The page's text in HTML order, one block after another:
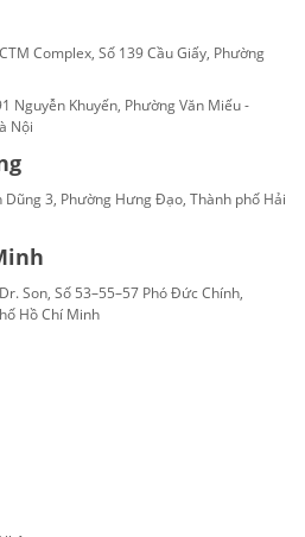
Complex, Số 139 Cầu Giấy, Phường
Nguyễn Khuyến, Phường Văn Miếu -
Nội
3, Phường Hưng Đạo, Thành phố Hải
Son, Số 53–55–57 Phó Đức Chính,
Hồ Chí Minh